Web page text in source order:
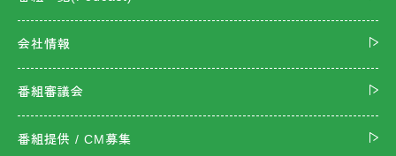
会社情報
番組審議会
番組提供 / CM募集